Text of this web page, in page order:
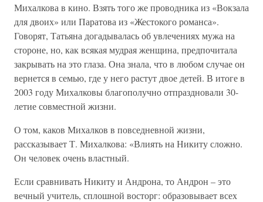
Михалкова в кино. Взять того же проводника из «Вокзала
для двоих» или Паратова из «Жестокого романса».
Говорят, Татьяна догадывалась об увлечениях мужа на
стороне, но, как всякая мудрая женщина, предпочитала
закрывать на это глаза. Она знала, что в любом случае он
вернется в семью, где у него растут двое детей. В итоге в
2003 году Михалковы благополучно отпраздновали 30-
летие совместной жизни.
О том, каков Михалков в повседневной жизни,
рассказывает Т. Михалкова: «Влиять на Никиту сложно.
Он человек очень властный.
Если сравнивать Никиту и Андрона, то Андрон – это
вечный учитель, сплошной восторг: образовывает всех